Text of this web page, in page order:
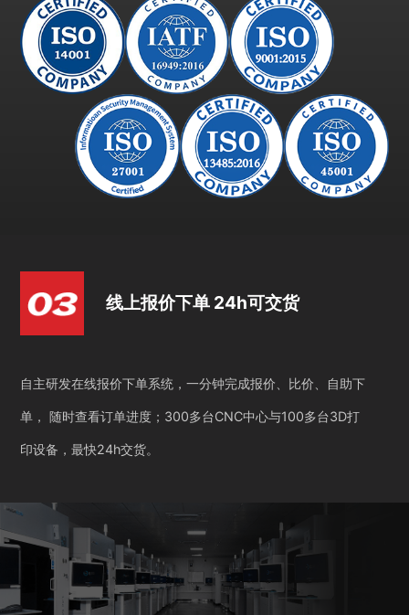
线上报价下单 24h可交货
自主研发在线报价下单系统，一分钟完成报价、比价、自助下
单， 随时查看订单进度；300多台CNC中心与100多台3D打
印设备，最快24h交货。